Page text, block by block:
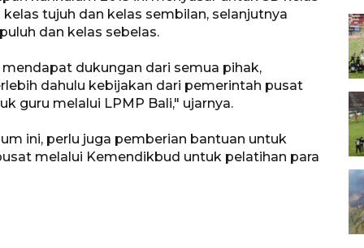
tujuh dan kelas sembilan, selanjutnya
dan kelas sebelas.
dukungan dari semua pihak,
dahulu kebijakan dari pemerintah pusat
guru melalui LPMP Bali," ujarnya.
ini, perlu juga pemberian bantuan untuk
melalui Kemendikbud untuk pelatihan para